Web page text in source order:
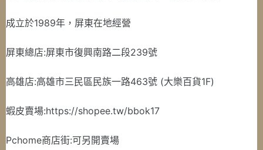
成立於1989年，屏東在地經營
屏東總店:屏東市復興南路二段239號
高雄店:高雄市三民區民族一路463號 (大樂百貨1F)
蝦皮賣場:https://shopee.tw/bbok17
Pchome商店街:可另開賣場